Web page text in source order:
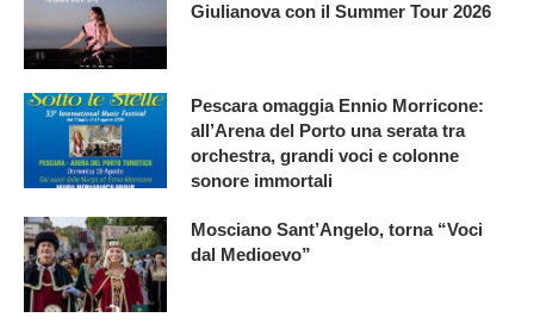
Giulianova con il Summer Tour 2026
Pescara omaggia Ennio Morricone:
all’Arena del Porto una serata tra
orchestra, grandi voci e colonne
sonore immortali
Mosciano Sant’Angelo, torna “Voci
dal Medioevo”